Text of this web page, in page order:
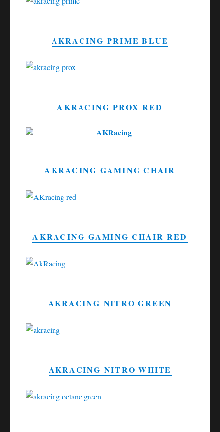
AKRACING PRIME BLUE
AKRACING PROX RED
AKRACING GAMING CHAIR
AKRACING GAMING CHAIR RED
AKRACING NITRO GREEN
AKRACING NITRO WHITE